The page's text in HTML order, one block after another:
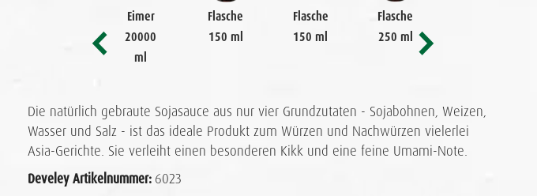
Eimer
20000
ml
Flasche
150 ml
Flasche
150 ml
Flasche
250 ml
Flasche
250 ml
Die natürlich gebraute Sojasauce aus nur vier Grundzutaten - Sojabohnen, Weizen,
Wasser und Salz - ist das ideale Produkt zum Würzen und Nachwürzen vielerlei
Asia-Gerichte. Sie verleiht einen besonderen Kikk und eine feine Umami-Note.
Develey Artikelnummer: 6023